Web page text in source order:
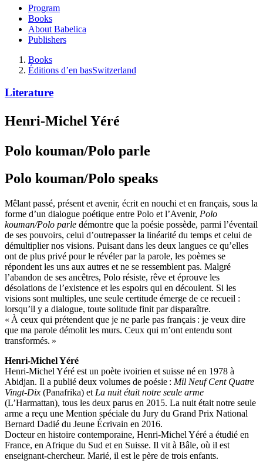
Program
Books
About Babelica
Publishers
Books
Éditions d’en basSwitzerland
Literature
Henri-Michel Yéré
Polo kouman/Polo parle
Polo kouman/Polo speaks
Mêlant passé, présent et avenir, écrit en nouchi et en français, sous la
forme d’un dialogue poétique entre Polo et l’Avenir, Polo
kouman/Polo parle démontre que la poésie possède, parmi l’éventail
de ses pouvoirs, celui d’outrepasser la linéarité du temps et celui de
démultiplier nos visions. Puisant dans les deux langues ce qu’elles
ont de plus privé pour le révéler par la parole, les poèmes se
répondent les uns aux autres et ne se ressemblent pas. Malgré
l’abandon de ses ancêtres, Polo résiste, rêve et éprouve les
désolations de l’existence et les espoirs qui en découlent. Si les
visions sont multiples, une seule certitude émerge de ce recueil :
lorsqu’il y a dialogue, toute solitude finit par disparaître.
« À ceux qui prétendent que je ne parle pas français : je veux dire
que ma parole démolit les murs. Ceux qui m’ont entendu sont
transformés. »
Henri-Michel Yéré
Henri-Michel Yéré est un poète ivoirien et suisse né en 1978 à
Abidjan. Il a publié deux volumes de poésie : Mil Neuf Cent Quatre
Vingt-Dix (Panafrika) et La nuit était notre seule arme
(L’Harmattan), tous les deux parus en 2015. La nuit était notre seule
arme a reçu une Mention spéciale du Jury du Grand Prix National
Bernard Dadié du Jeune Écrivain en 2016.
Docteur en histoire contemporaine, Henri-Michel Yéré a étudié en
France, en Afrique du Sud et en Suisse. Il vit à Bâle, où il est
enseignant-chercheur. Marié, il est le père de trois enfants.